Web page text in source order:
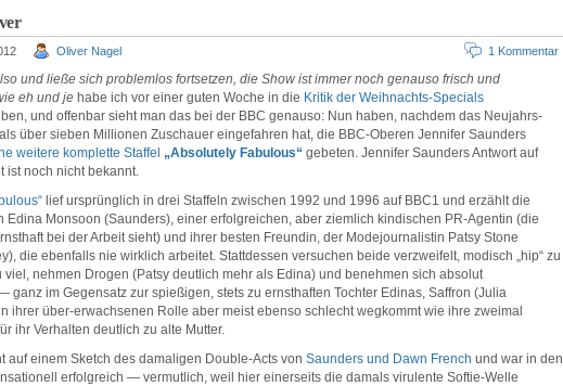
Oliver Nagel 1 Kommentar
und ließe sich problemlos fortsetzen, die Show ist immer noch genauso frisch und
eh und je habe ich vor einer guten Woche in die Kritik der Weihnachts-Specials
und offenbar sieht man das bei der BBC genauso: Nun haben, nachdem das Neujahrs-
über sieben Millionen Zuschauer eingefahren hat, die BBC-Oberen Jennifer Saunders
weitere komplette Staffel „Absolutely Fabulous“ gebeten. Jennifer Saunders Antwort auf
ist noch nicht bekannt.
lief ursprünglich in drei Staffeln zwischen 1992 und 1996 auf BBC1 und erzählt die
Edina Monsoon (Saunders), einer erfolgreichen, aber ziemlich kindischen PR-Agentin (die
bei der Arbeit sieht) und ihrer besten Freundin, der Modejournalistin Patsy Stone
die ebenfalls nie wirklich arbeitet. Stattdessen versuchen beide verzweifelt, modisch „hip“ zu
viel, nehmen Drogen (Patsy deutlich mehr als Edina) und benehmen sich absolut
ganz im Gegensatz zur spießigen, stets zu ernsthaften Tochter Edinas, Saffron (Julia
ihrer über-erwachsenen Rolle aber meist ebenso schlecht wegkommt wie ihre zweimal
ihr Verhalten deutlich zu alte Mutter.
auf einem Sketch des damaligen Double-Acts von Saunders und Dawn French und war in den
erfolgreich — vermutlich, weil hier einerseits die damals virulente Softie-Welle